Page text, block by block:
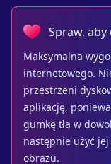
Spraw,
Maksymalna
internetowego.
przestrzeni
aplikację,
gumkę tła w
następnie użyć jej
obrazu.